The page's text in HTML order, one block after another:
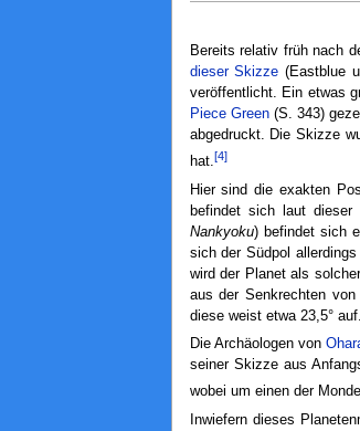
Bereits relativ früh nach
dieser Skizze (Eastblue
veröffentlicht. Ein etwas
Piece Green(S. 343)
abgedruckt. Die Skizze
hat.[4]
Hier sind die exakten
befindet sich laut
Nankyoku) befindet sich
sich der Südpol
wird der Planet als
aus der Senkrechten
diese weist etwa 23,5°
Die Archäologen von
seiner Skizze aus
wobei um einen der
Inwiefern dieses